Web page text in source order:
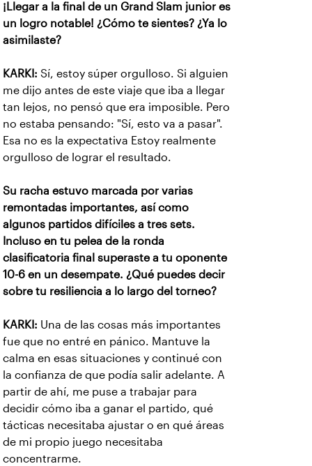
¡Llegar a la final de un Grand Slam junior es
un logro notable! ¿Cómo te sientes? ¿Ya lo
asimilaste?
KARKI: Sí, estoy súper orgulloso. Si alguien
me dijo antes de este viaje que iba a llegar
tan lejos, no pensó que era imposible. Pero
no estaba pensando: "Sí, esto va a pasar".
Esa no es la expectativa Estoy realmente
orgulloso de lograr el resultado.
Su racha estuvo marcada por varias
remontadas importantes, así como
algunos partidos difíciles a tres sets.
Incluso en tu pelea de la ronda
clasificatoria final superaste a tu oponente
10-6 en un desempate. ¿Qué puedes decir
sobre tu resiliencia a lo largo del torneo?
KARKI: Una de las cosas más importantes
fue que no entré en pánico. Mantuve la
calma en esas situaciones y continué con
la confianza de que podía salir adelante. A
partir de ahí, me puse a trabajar para
decidir cómo iba a ganar el partido, qué
tácticas necesitaba ajustar o en qué áreas
de mi propio juego necesitaba
concentrarme.